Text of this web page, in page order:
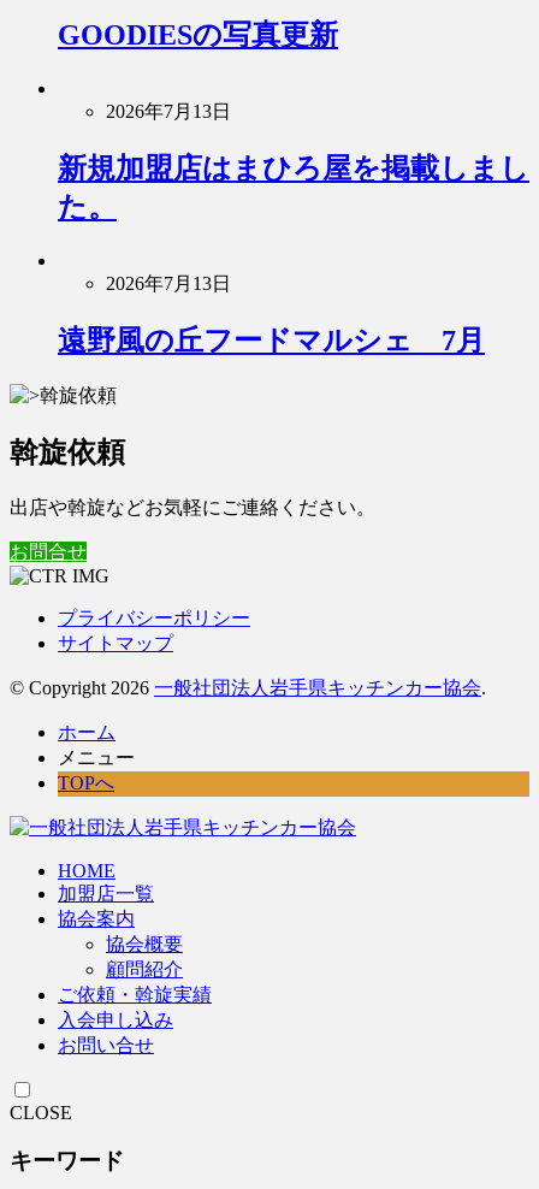
GOODIESの写真更新
2026年7月13日
新規加盟店はまひろ屋を掲載しまし
た。
2026年7月13日
遠野風の丘フードマルシェ 7月
斡旋依頼
出店や斡旋などお気軽にご連絡ください。
お問合せ
プライバシーポリシー
サイトマップ
© Copyright 2026 一般社団法人岩手県キッチンカー協会.
ホーム
メニュー
TOPへ
HOME
加盟店一覧
協会案内
協会概要
顧問紹介
ご依頼・斡旋実績
入会申し込み
お問い合せ
CLOSE
キーワード